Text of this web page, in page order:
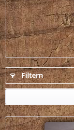
Filtern